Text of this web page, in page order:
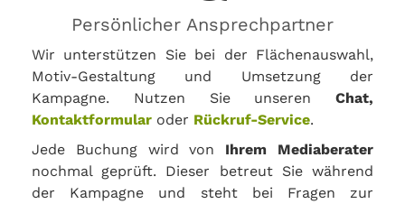
Persönlicher Ansprechpartner
Wir unterstützen Sie bei der Flächenauswahl,
Motiv-Gestaltung und Umsetzung der
Kampagne. Nutzen Sie unseren Chat,
Kontaktformular oder Rückruf-Service.
Jede Buchung wird von Ihrem Mediaberater
nochmal geprüft. Dieser betreut Sie während
der Kampagne und steht bei Fragen zur